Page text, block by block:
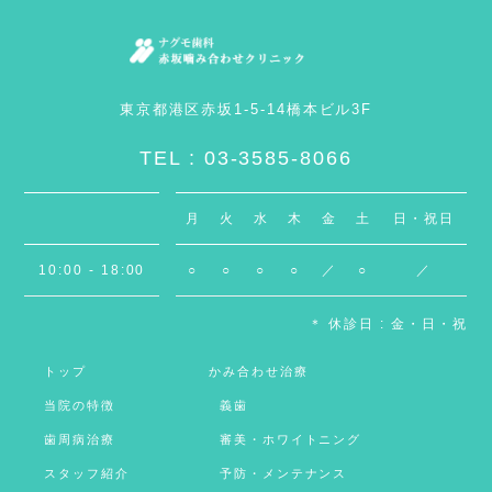
東京都港区赤坂1-5-14橋本ビル3F
TEL : 03-3585-8066
月 火 水 木 金 土 日・祝日
10:00 - 18:00 ○ ○ ○ ○ ／ ○ ／
＊ 休診日 : 金・日・祝
トップ
当院の特徴
歯周病治療
スタッフ紹介
かみ合わせ治療
義歯
審美・ホワイトニング
予防・メンテナンス